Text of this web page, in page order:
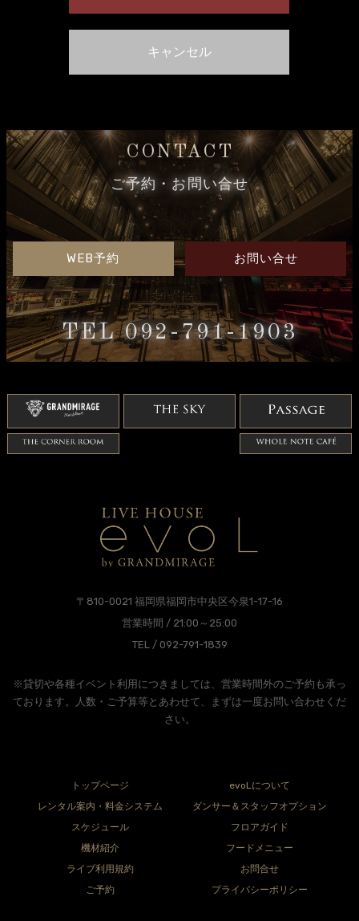
CONTACT
ご予約・お問い合せ
WEB予約 お問い合せ
TEL 092-791-1903
〒810-0021 福岡県福岡市中央区今泉1-17-16
営業時間 / 21:00～25:00
TEL / 092-791-1839
※貸切や各種イベント利用につきましては、営業時間外のご予約も承っ
ております。人数・ご予算等とあわせて、まずは一度お問い合わせくだ
さい。
トップページ
evoLについて
レンタル案内・料金システム
ダンサー＆スタッフオプション
スケジュール
フロアガイド
機材紹介
フードメニュー
ライブ利用規約
お問合せ
ご予約
プライバシーポリシー